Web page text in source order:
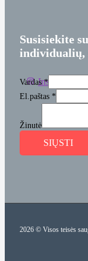
Susisiekite
individualių,
Instagram
Vardas*
El.paštas *
Žinutė
SIŲSTI
2026 © Visos teisės